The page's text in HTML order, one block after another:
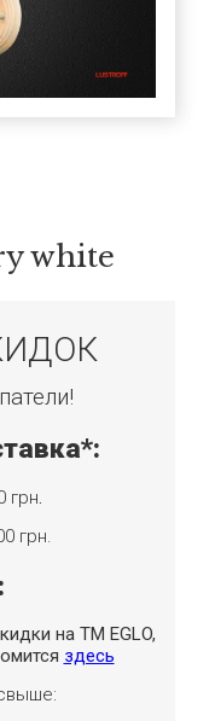
white
грн.
грн.
на TM EGLO,
здесь